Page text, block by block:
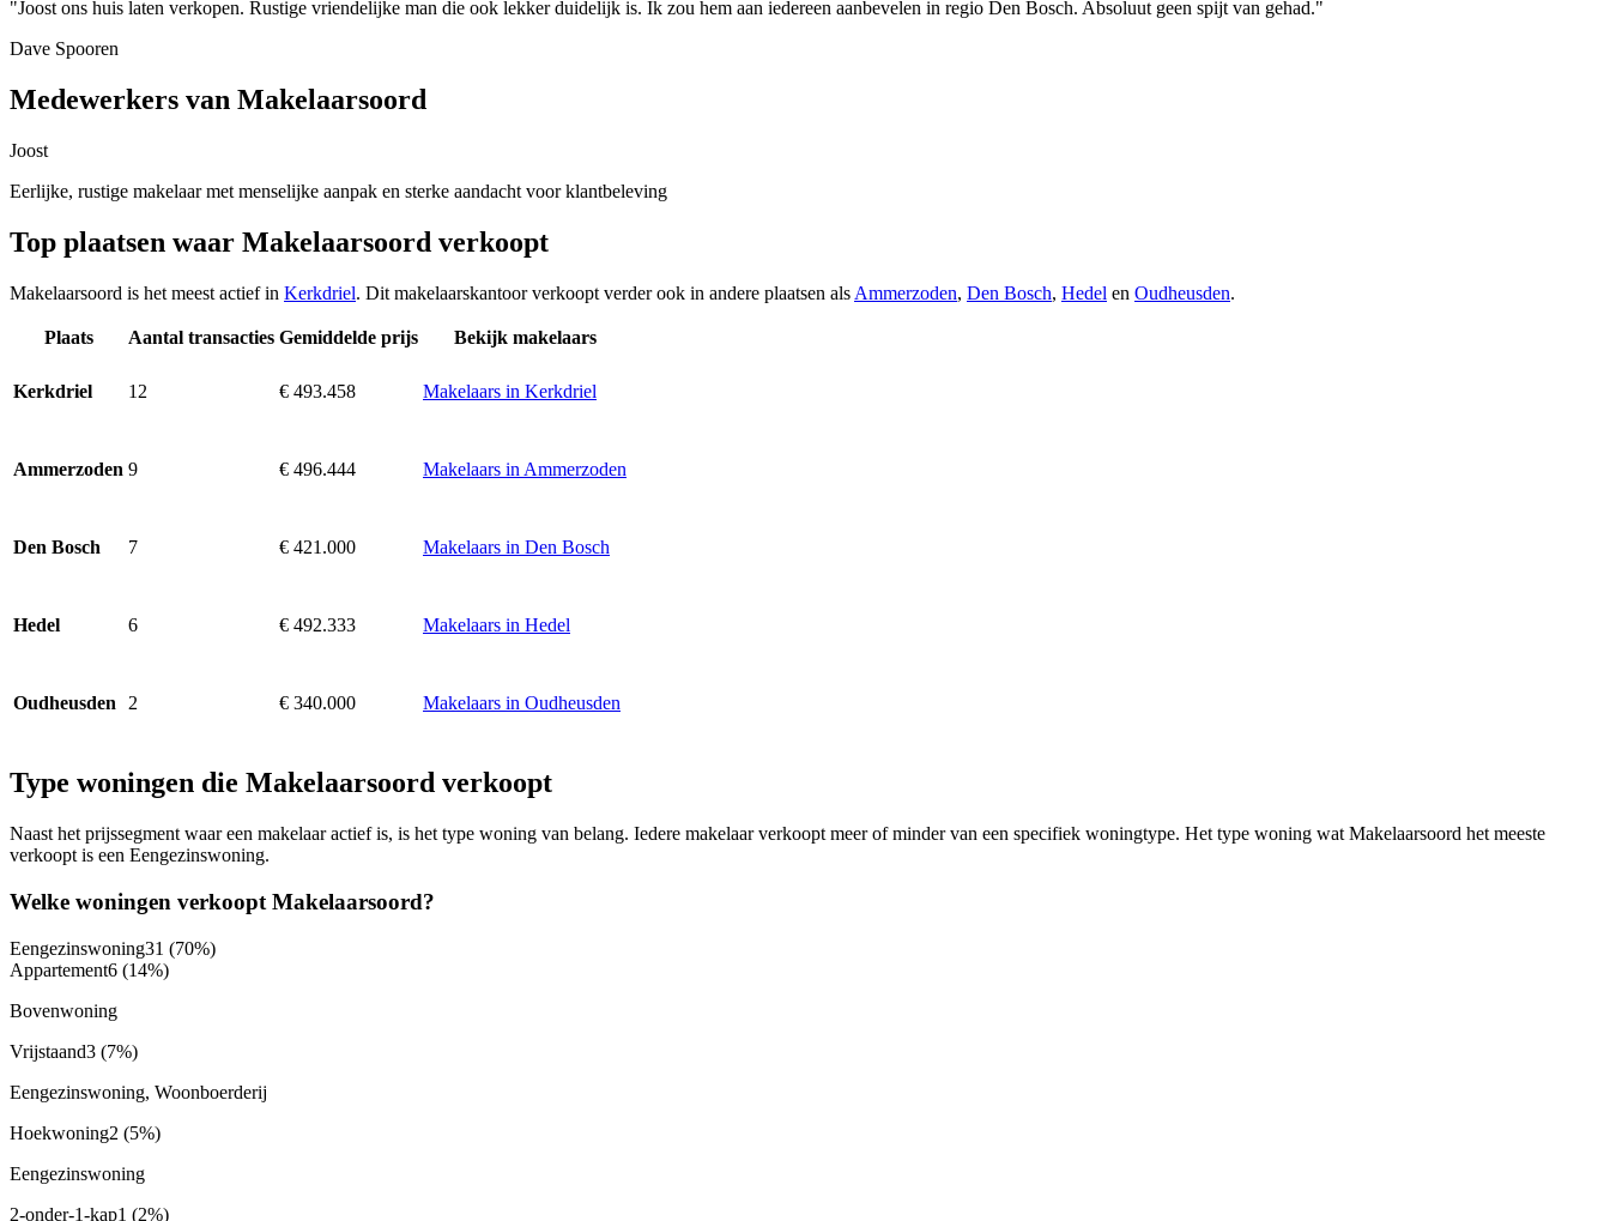
"Joost ons huis laten verkopen. Rustige vriendelijke man die ook lekker duidelijk is. Ik zou hem aan iedereen aanbevelen in regio Den Bosch. Absoluut geen spijt van gehad."
Dave Spooren
Medewerkers van Makelaarsoord
Joost
Eerlijke, rustige makelaar met menselijke aanpak en sterke aandacht voor klantbeleving
Top plaatsen waar Makelaarsoord verkoopt
Makelaarsoord is het meest actief in Kerkdriel. Dit makelaarskantoor verkoopt verder ook in andere plaatsen als Ammerzoden, Den Bosch, Hedel en Oudheusden.
Plaats Aantal transacties Gemiddelde prijs Bekijk makelaars
Kerkdriel 12 € 493.458 Makelaars in Kerkdriel
Ammerzoden 9 € 496.444 Makelaars in Ammerzoden
Den Bosch 7 € 421.000 Makelaars in Den Bosch
Hedel 6 € 492.333 Makelaars in Hedel
Oudheusden 2 € 340.000 Makelaars in Oudheusden
Type woningen die Makelaarsoord verkoopt
Naast het prijssegment waar een makelaar actief is, is het type woning van belang. Iedere makelaar verkoopt meer of minder van een specifiek woningtype. Het type woning wat Makelaarsoord het meeste
verkoopt is een Eengezinswoning.
Welke woningen verkoopt Makelaarsoord?
Eengezinswoning31 (70%)
Appartement6 (14%)
Bovenwoning
Vrijstaand3 (7%)
Eengezinswoning, Woonboerderij
Hoekwoning2 (5%)
Eengezinswoning
2-onder-1-kap1 (2%)